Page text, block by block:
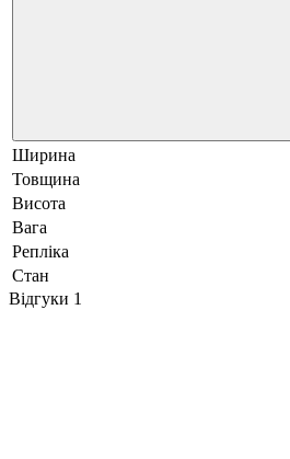
Ширина
Товщина
Висота
Вага
Репліка
Стан
Відгуки 1